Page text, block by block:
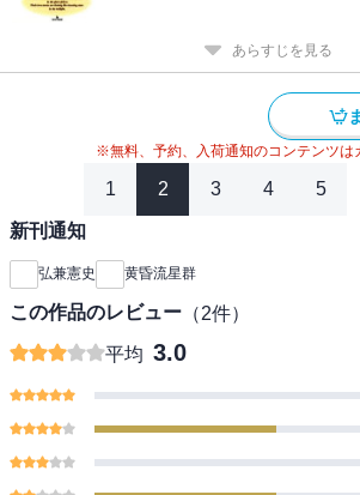
あらすじを見る
※無料、予約、入荷通知のコンテンツは
1 2 3 4 5
新刊通知
弘兼憲史 黄昏流星群
この作品のレビュー （2件）
平均 3.0